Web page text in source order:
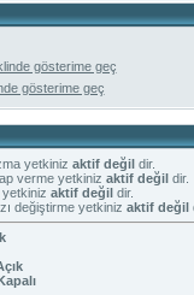
gösterime geç
gösterime geç
yetkiniz aktif değildir.
verme yetkiniz aktif değildir.
yetkiniz aktif değildir.
değiştirme yetkiniz aktif değil